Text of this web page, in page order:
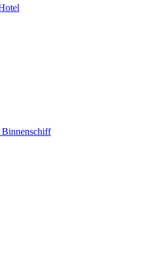
Binnenschiff